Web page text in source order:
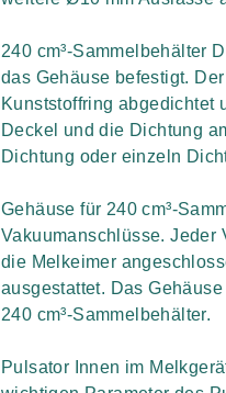
240 cm³-Sammelbehälter
das Gehäuse befestigt.
Kunststoffring abgedichtet
Deckel und die Dichtung
Dichtung oder einzeln
Gehäuse für 240 cm³-
Vakuumanschlüsse. Jeder
die Melkeimer
ausgestattet. Das
240 cm³-Sammelbehälter.
Pulsator Innen im